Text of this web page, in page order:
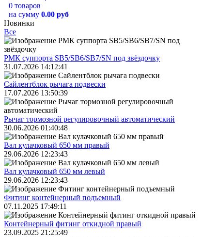
0 товаров
на сумму 0.00 руб
Новинки
Все
РМК суппорта SB5/SB6/SB7/SN под звёздочку
31.07.2026 14:12:41
Сайлентблок рычага подвески
17.07.2026 13:50:39
Рычаг тормозной регулировочный автоматический
30.06.2026 01:40:48
Вал кулачковый 650 мм правый
29.06.2026 12:23:43
Вал кулачковый 650 мм левый
29.06.2026 12:23:43
Фитинг контейнерный подъемный
07.11.2025 17:49:11
Контейнерный фитинг откидной правый
23.09.2025 21:25:49